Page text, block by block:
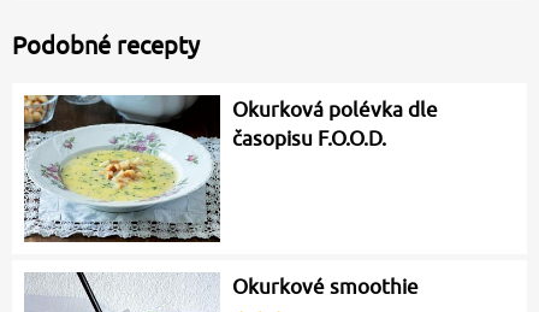
Podobné recepty
Okurková polévka dle
časopisu F.O.O.D.
Okurkové smoothie